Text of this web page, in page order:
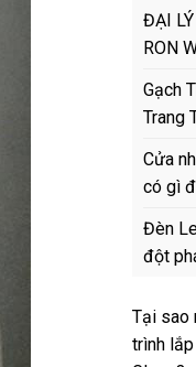
ĐẠI LÝ
RON
Gạch
Trang
Cửa
có gì
Đèn
đột
Tại sao
trình